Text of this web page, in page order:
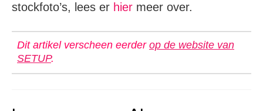
stockfoto’s, lees er hier meer over.
Dit artikel verscheen eerder op de website van
SETUP.